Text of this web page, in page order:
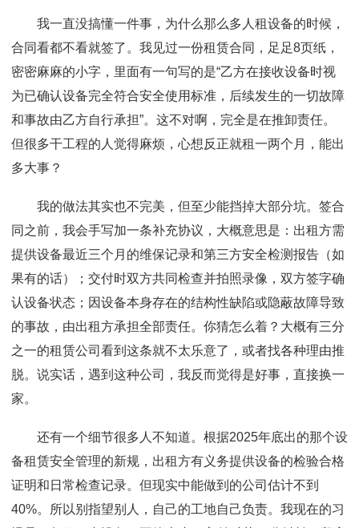
我一直没搞懂一件事，为什么那么多人租设备的时候，
合同看都不看就签了。我见过一份租赁合同，足足8页纸，
密密麻麻的小字，里面有一句写的是“乙方在接收设备时视
为已确认设备完全符合安全使用标准，后续发生的一切故障
和事故由乙方自行承担”。这不对啊，完全是在推卸责任。
但很多干工程的人觉得麻烦，心想反正就租一两个月，能出
多大事？
我的做法其实也不完美，但至少能挡掉大部分坑。签合
同之前，我会手写加一条补充协议，大概意思是：出租方需
提供设备最近三个月的维保记录和第三方安全检测报告（如
果有的话）；交付时双方共同检查并拍照录像，双方签字确
认设备状态；因设备本身存在的结构性缺陷或隐蔽故障导致
的事故，由出租方承担全部责任。你猜怎么着？大概有三分
之一的租赁公司看到这条就不太乐意了，或者找各种理由推
脱。说实话，遇到这种公司，我反而觉得是好事，直接换一
家。
还有一个细节很多人不知道。根据2025年底出的那个设
备租赁安全管理的新规，出租方有义务提供设备的检验合格
证明和日常检查记录。但现实中能做到的公司估计不到
40%。所以别指望别人，自己的工地自己负责。我现在的习